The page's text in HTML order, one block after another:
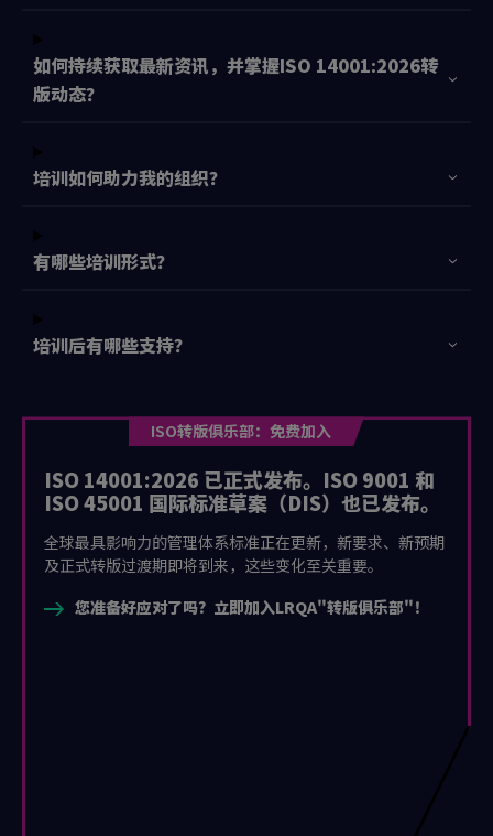
如何持续获取最新资讯，并掌握ISO 14001:2026转
版动态？
培训如何助力我的组织？
有哪些培训形式？
培训后有哪些支持？
ISO 14001:2026 已正式发布。ISO 9001 和
ISO 45001 国际标准草案（DIS）也已发布。
全球最具影响力的管理体系标准正在更新，新要求、新预期
及正式转版过渡期即将到来，这些变化至关重要。
ISO转版俱乐部：免费加入
您准备好应对了吗？立即加入LRQA"转版俱乐部"！